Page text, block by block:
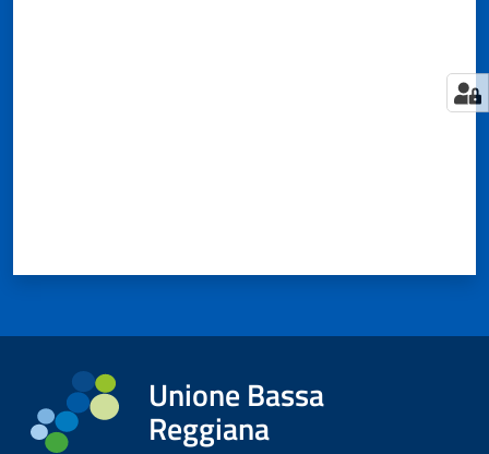
Unione Bassa
Reggiana